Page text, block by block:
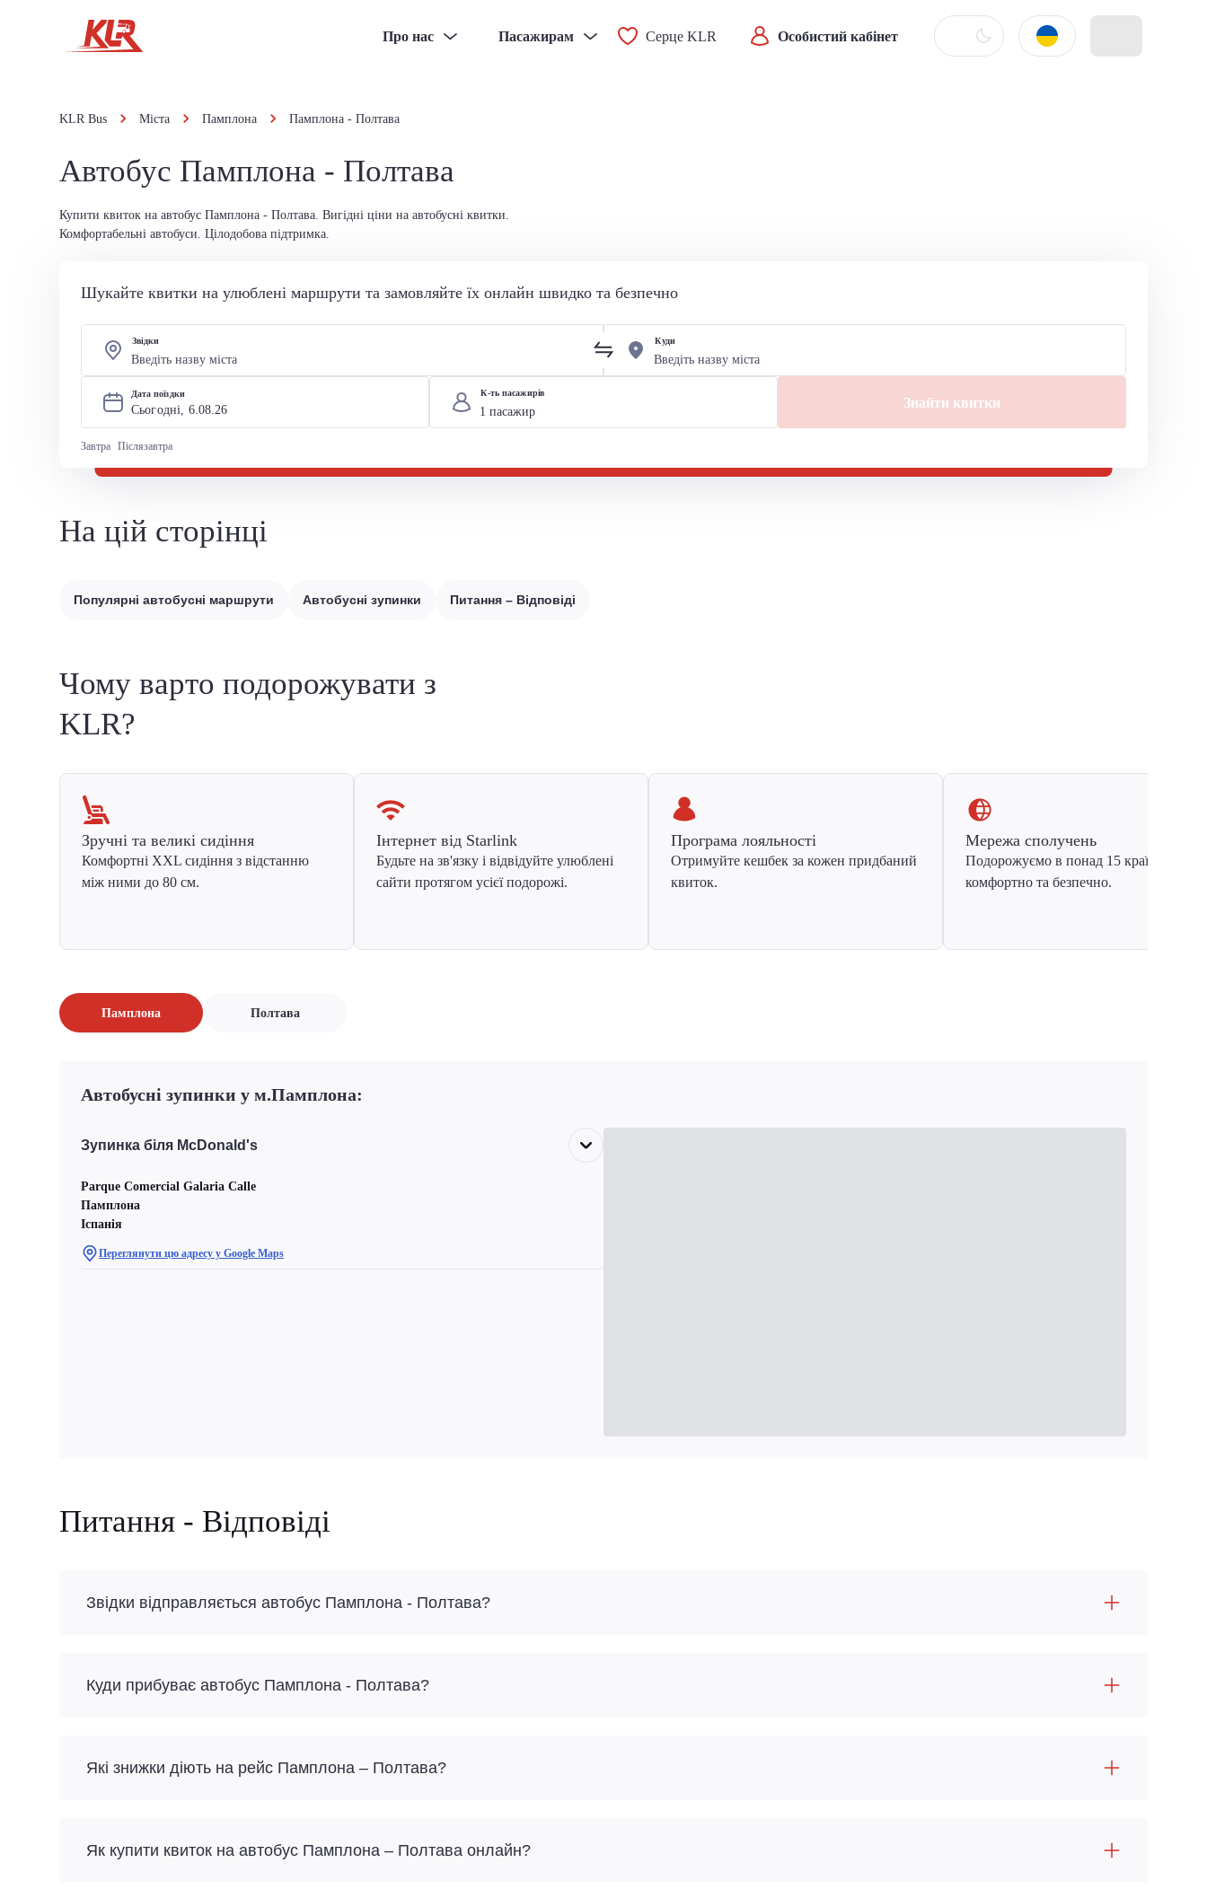
Про нас Пасажирам Серце KLR Особистий кабінет
KLR Bus Міста Памплона Памплона - Полтава
Автобус Памплона - Полтава
Купити квиток на автобус Памплона - Полтава. Вигідні ціни на автобусні квитки.
Комфортабельні автобуси. Цілодобова підтримка.
Шукайте квитки на улюблені маршрути та замовляйте їх онлайн швидко та безпечно
Звідки Куди
Дата поїздки
Сьогодні, 6.08.26
Завтра Післязавтра
К-ть пасажирів
Знайти квитки
На цій сторінці
Популярні автобусні маршрути Автобусні зупинки Питання – Відповіді
Чому варто подорожувати з
KLR?
Зручні та великі сидіння
Комфортні XXL сидіння з відстанню
між ними до 80 см.
Інтернет від Starlink
Будьте на зв'язку і відвідуйте улюблені
сайти протягом усієї подорожі.
Програма лояльності
Отримуйте кешбек за кожен придбаний
квиток.
Мережа сполучень
Подорожуємо в понад 15 країн Європи
комфортно та безпечно.
Памплона Полтава
Автобусні зупинки у м.Памплона:
Зупинка біля McDonald's
Parque Comercial Galaria Calle
Памплона
Іспанія
Переглянути цю адресу у Google Maps
Питання - Відповіді
Звідки відправляється автобус Памплона - Полтава?
Куди прибуває автобус Памплона - Полтава?
Які знижки діють на рейс Памплона – Полтава?
Як купити квиток на автобус Памплона – Полтава онлайн?